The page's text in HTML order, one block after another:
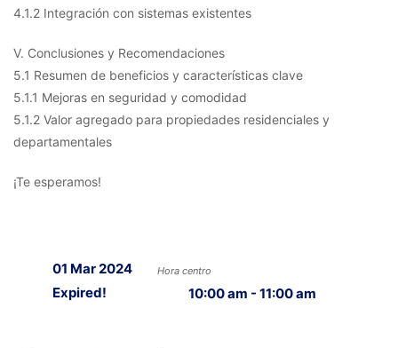
4.1.2 Integración con sistemas existentes
V. Conclusiones y Recomendaciones
5.1 Resumen de beneficios y características clave
5.1.1 Mejoras en seguridad y comodidad
5.1.2 Valor agregado para propiedades residenciales y
departamentales
¡Te esperamos!
01 Mar 2024
Expired!
Hora centro
10:00 am - 11:00 am